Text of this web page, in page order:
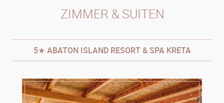
ZIMMER & SUITEN
5★ ABATON ISLAND RESORT & SPA KRETA